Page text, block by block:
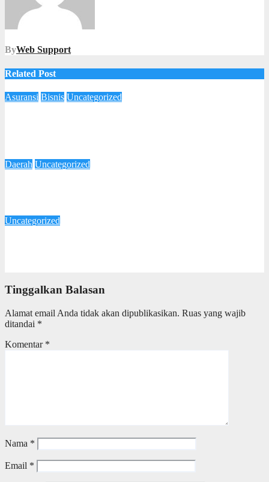
ByWeb Support
Related Post
Asuransi Bisnis Uncategorized
Daerah Uncategorized
Uncategorized
Tinggalkan Balasan
Alamat email Anda tidak akan dipublikasikan. Ruas yang wajib
ditandai *
Komentar *
Nama *
Email *